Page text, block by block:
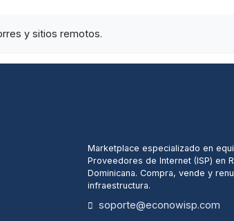
y sitios remotos.
Marketplace especializado en
Proveedores de Internet (ISP) en
Dominicana. Compra, vende y
infraestructura.
soporte@econowisp.com